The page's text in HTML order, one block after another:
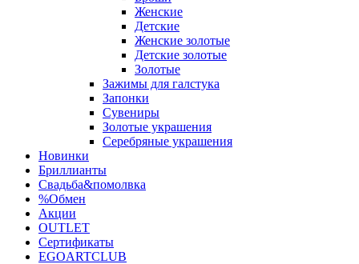
Женские
Детские
Женские золотые
Детские золотые
Золотые
Зажимы для галстука
Запонки
Сувениры
Золотые украшения
Серебряные украшения
Новинки
Бриллианты
Свадьба&помолвка
%Обмен
Акции
OUTLET
Сертификаты
EGOARTCLUB